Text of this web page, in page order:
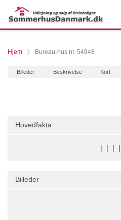
Hjem Bureau-hus nr. 54948
Billeder Beskrivelse Kort
Hovedfakta
| | | |
Billeder